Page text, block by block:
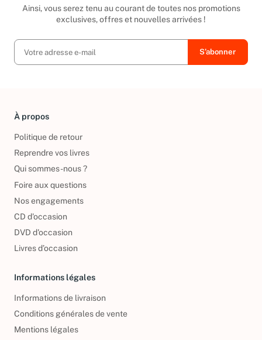
Ainsi, vous serez tenu au courant de toutes nos promotions
exclusives, offres et nouvelles arrivées !
À propos
Politique de retour
Reprendre vos livres
Qui sommes-nous ?
Foire aux questions
Nos engagements
CD d'occasion
DVD d'occasion
Livres d’occasion
Informations légales
Informations de livraison
Conditions générales de vente
Mentions légales